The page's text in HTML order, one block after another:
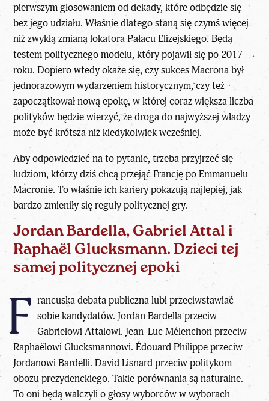
pierwszym głosowaniem od dekady, które odbędzie się
bez jego udziału. Właśnie dlatego staną się czymś więcej
niż zwykłą zmianą lokatora Pałacu Elizejskiego. Będą
testem politycznego modelu, który pojawił się po 2017
roku. Dopiero wtedy okaże się, czy sukces Macrona był
jednorazowym wydarzeniem historycznym, czy też
zapoczątkował nową epokę, w której coraz większa liczba
polityków będzie wierzyć, że droga do najwyższej władzy
może być krótsza niż kiedykolwiek wcześniej.
Aby odpowiedzieć na to pytanie, trzeba przyjrzeć się
ludziom, którzy dziś chcąprzejąć Francję po Emmanuelu
Macronie. To właśnie ich kariery pokazują najlepiej, jak
bardzo zmieniły się reguły politycznej gry.
Jordan Bardella, Gabriel Attal i
Raphaël Glucksmann. Dzieci tej
samej politycznej epoki
F rancuska debata publiczna lubi przeciwstawiać
sobie kandydatów. Jordan Bardellaprzeciw
Gabrielowi Attalowi. Jean-Luc Mélenchon przeciw
Raphaëlowi Glucksmannowi.Édouard Philippeprzeciw
Jordanowi Bardelli.David Lisnardprzeciw politykom
obozu prezydenckiego. Takie porównania są naturalne.
To oni będą walczyli o głosy wyborców w wyborach